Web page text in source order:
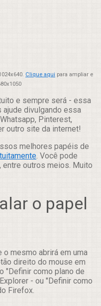
Clique aqui para ampliar e
e sempre será - essa
divulgando essa
Pinterest,
outro site da internet!
melhores papéis de
. Você pode
entre outros meios. Muito
o papel
o mesmo abrirá em uma
direito do mouse em
"Definir como plano de
- ou "Definir como
Firefox.